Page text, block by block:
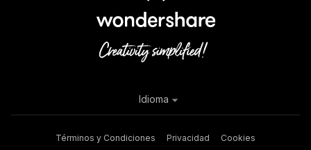
Términos y Condiciones Privacidad
Cookies
Idioma